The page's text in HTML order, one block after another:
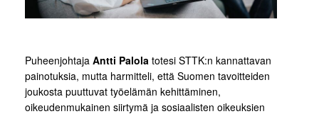
Puheenjohtaja Antti Palola totesi STTK:n kannattavan
painotuksia, mutta harmitteli, että Suomen tavoitteiden
joukosta puuttuvat työelämän kehittäminen,
oikeudenmukainen siirtymä ja sosiaalisten oikeuksien